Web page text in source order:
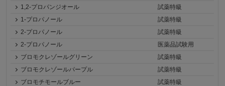
1,2-プロパンジオール
試薬特級
1-プロパノール
試薬特級
2-プロパノール
試薬特級
2-プロパノール
医薬品試験用
ブロモクレゾールグリーン
試薬特級
ブロモクレゾールパープル
試薬特級
ブロモチモールブルー
試薬特級